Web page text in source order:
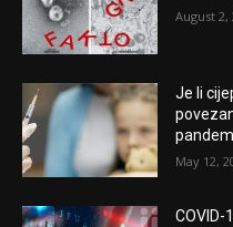
August 2,
Je li
May 12,
COVID-